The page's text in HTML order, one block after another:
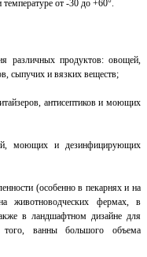
от -30 до +60°.
различных продуктов: овощей,
сыпучих и вязких веществ;
антисептиков и моющих
моющих и дезинфицирующих
(особенно в пекарнях и на
животноводческих фермах, в
в ландшафтном дизайне для
того, ванны большого объема